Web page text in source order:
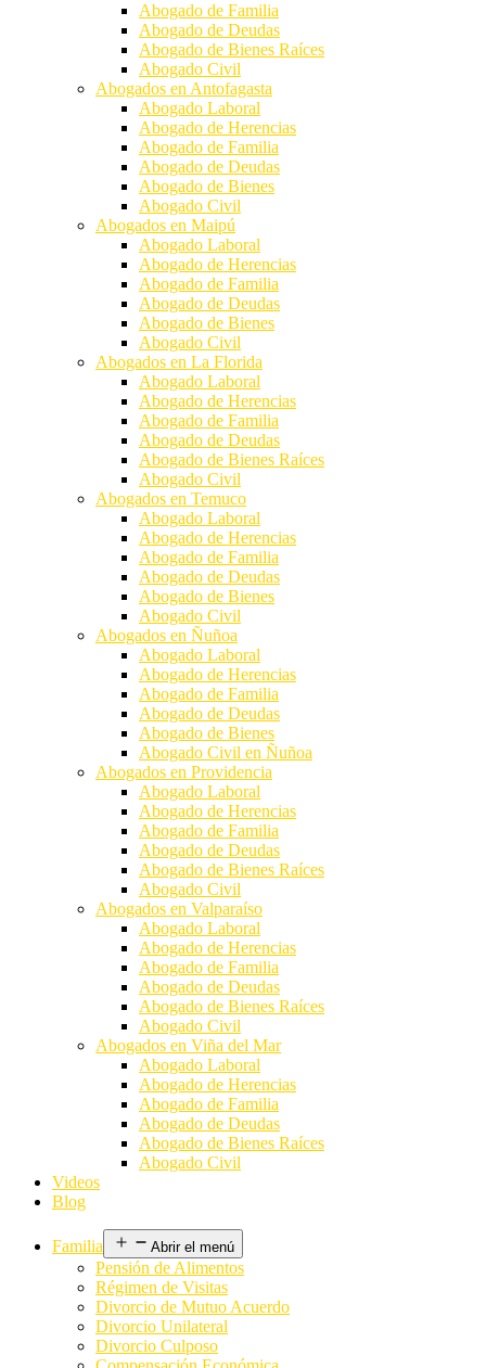
Abogado de Familia
Abogado de Deudas
Abogado de Bienes Raíces
Abogado Civil
Abogados en Antofagasta
Abogado Laboral
Abogado de Herencias
Abogado de Familia
Abogado de Deudas
Abogado de Bienes
Abogado Civil
Abogados en Maipú
Abogado Laboral
Abogado de Herencias
Abogado de Familia
Abogado de Deudas
Abogado de Bienes
Abogado Civil
Abogados en La Florida
Abogado Laboral
Abogado de Herencias
Abogado de Familia
Abogado de Deudas
Abogado de Bienes Raíces
Abogado Civil
Abogados en Temuco
Abogado Laboral
Abogado de Herencias
Abogado de Familia
Abogado de Deudas
Abogado de Bienes
Abogado Civil
Abogados en Ñuñoa
Abogado Laboral
Abogado de Herencias
Abogado de Familia
Abogado de Deudas
Abogado de Bienes
Abogado Civil en Ñuñoa
Abogados en Providencia
Abogado Laboral
Abogado de Herencias
Abogado de Familia
Abogado de Deudas
Abogado de Bienes Raíces
Abogado Civil
Abogados en Valparaíso
Abogado Laboral
Abogado de Herencias
Abogado de Familia
Abogado de Deudas
Abogado de Bienes Raíces
Abogado Civil
Abogados en Viña del Mar
Abogado Laboral
Abogado de Herencias
Abogado de Familia
Abogado de Deudas
Abogado de Bienes Raíces
Abogado Civil
Videos
Blog
Familia Abrir el menú
Pensión de Alimentos
Régimen de Visitas
Divorcio de Mutuo Acuerdo
Divorcio Unilateral
Divorcio Culposo